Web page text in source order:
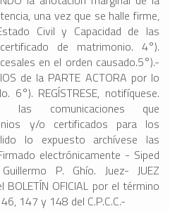
una vez que se halle firme,
Civil y Capacidad de las
de matrimonio. 4°).
en el orden causado.5°).-
de la PARTE ACTORA por lo
6°). REGÍSTRESE, notifíquese.
las comunicaciones que
y/o certificados para los
lo expuesto archívese las
electrónicamente - Siped
P. Ghío. Juez- JUEZ
OFICIAL por el término
147 y 148 del C.P.C.C.-